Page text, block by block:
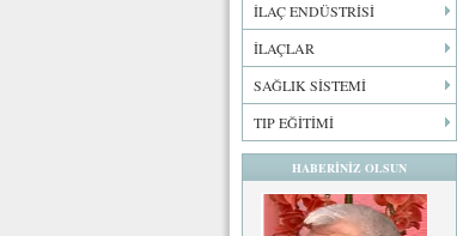
İLAÇ ENDÜSTRİSİ
İLAÇLAR
SAĞLIK SİSTEMİ
TIP EĞİTİMİ
HABERİNİZ OLSUN